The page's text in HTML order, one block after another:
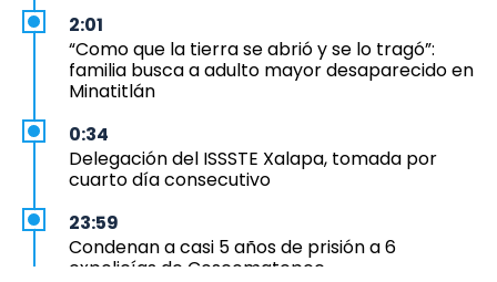
2:01
“Como que la tierra se abrió y se lo tragó”:
familia busca a adulto mayor desaparecido en
Minatitlán
0:34
Delegación del ISSSTE Xalapa, tomada por
cuarto día consecutivo
23:59
Condenan a casi 5 años de prisión a 6
expolicías de Coscomatepec